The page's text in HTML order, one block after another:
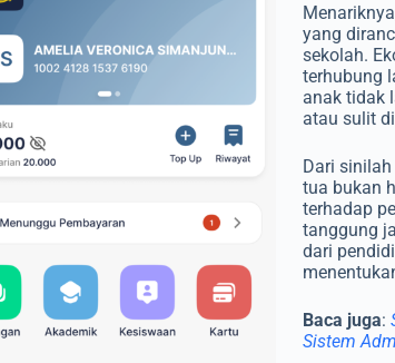
yang
sekolah.
terhubung
anak tidak
atau sulit
Dari
tua bukan
terhadap
tanggung
dari
Baca juga:
Sistem